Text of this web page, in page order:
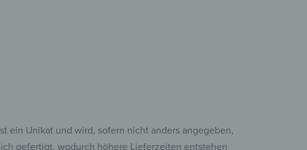
ein Unikat und wird, sofern nicht anders angegeben,
gefertigt, wodurch höhere Lieferzeiten entstehen